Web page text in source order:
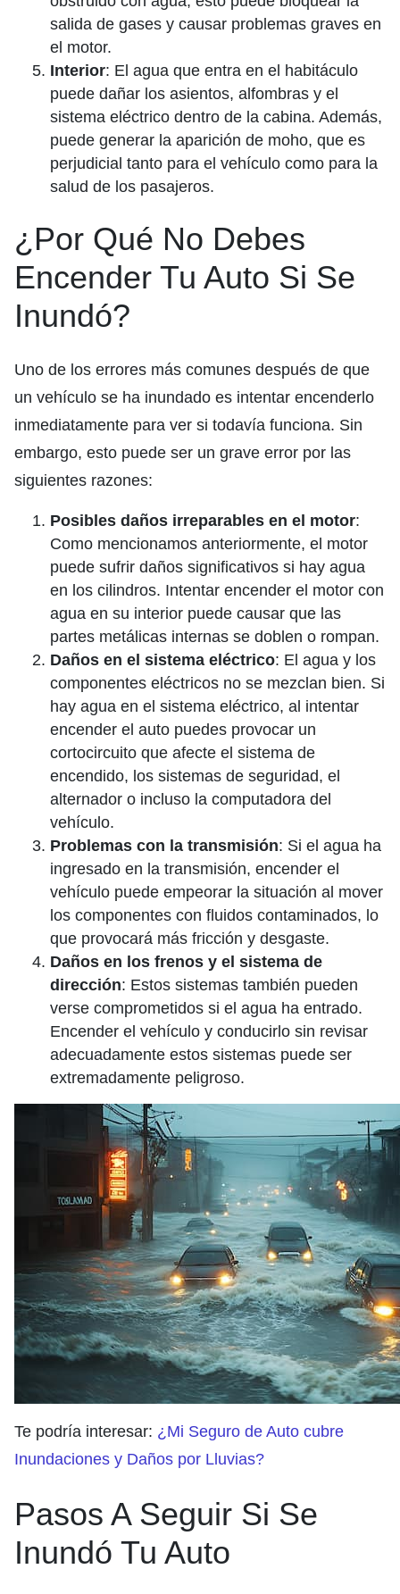
salida de gases y causar problemas graves en
el motor.
Interior: El agua que entra en el habitáculo
puede dañar los asientos, alfombras y el
sistema eléctrico dentro de la cabina. Además,
puede generar la aparición de moho, que es
perjudicial tanto para el vehículo como para la
salud de los pasajeros.
¿Por Qué No Debes
Encender Tu Auto Si Se
Inundó?
Uno de los errores más comunes después de que
un vehículo se ha inundado es intentar encenderlo
inmediatamente para ver si todavía funciona. Sin
embargo, esto puede ser un grave error por las
siguientes razones:
Posibles daños irreparables en el motor:
Como mencionamos anteriormente, el motor
puede sufrir daños significativos si hay agua
en los cilindros. Intentar encender el motor con
agua en su interior puede causar que las
partes metálicas internas se doblen o rompan.
Daños en el sistema eléctrico: El agua y los
componentes eléctricos no se mezclan bien. Si
hay agua en el sistema eléctrico, al intentar
encender el auto puedes provocar un
cortocircuito que afecte el sistema de
encendido, los sistemas de seguridad, el
alternador o incluso la computadora del
vehículo.
Problemas con la transmisión: Si el agua ha
ingresado en la transmisión, encender el
vehículo puede empeorar la situación al mover
los componentes con fluidos contaminados, lo
que provocará más fricción y desgaste.
Daños en los frenos y el sistema de
dirección: Estos sistemas también pueden
verse comprometidos si el agua ha entrado.
Encender el vehículo y conducirlo sin revisar
adecuadamente estos sistemas puede ser
extremadamente peligroso.
Te podría interesar: ¿Mi Seguro de Auto cubre
Inundaciones y Daños por Lluvias?
Pasos A Seguir Si Se
Inundó Tu Auto